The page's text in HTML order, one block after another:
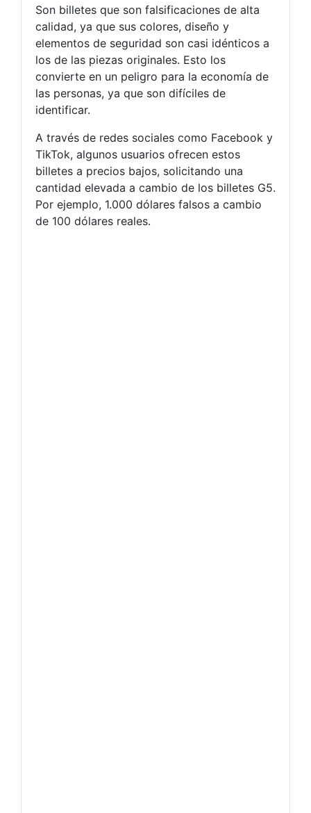
Son billetes que son falsificaciones de alta
calidad, ya que sus colores, diseño y
elementos de seguridad son casi idénticos a
los de las piezas originales. Esto los
convierte en un peligro para la economía de
las personas, ya que son difíciles de
identificar.
A través de redes sociales como Facebook y
TikTok, algunos usuarios ofrecen estos
billetes a precios bajos, solicitando una
cantidad elevada a cambio de los billetes G5.
Por ejemplo, 1.000 dólares falsos a cambio
de 100 dólares reales.